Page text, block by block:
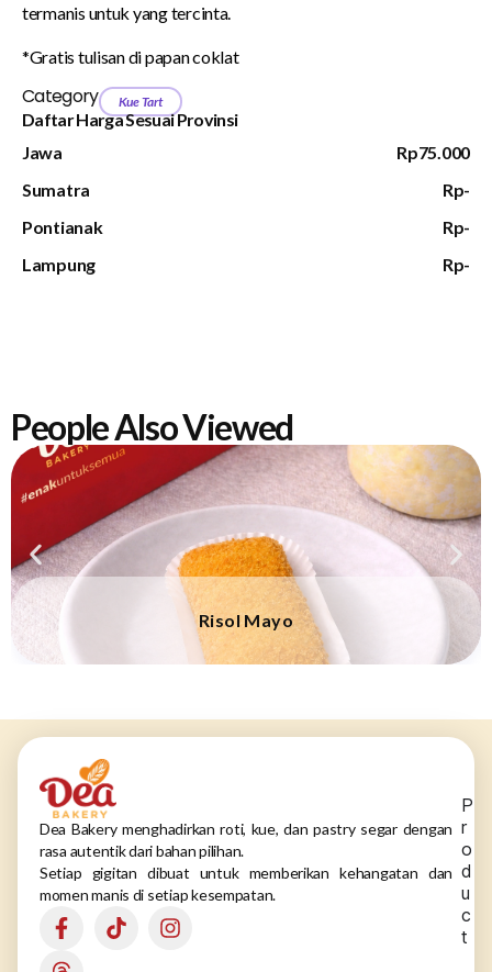
termanis untuk yang tercinta.
*Gratis tulisan di papan coklat
Category Kue Tart
Daftar Harga Sesuai Provinsi
Jawa
Rp75.000
Sumatra
Rp-
Pontianak
Rp-
Lampung
Rp-
People Also Viewed
Risol Mayo
Dea Bakery menghadirkan roti, kue, dan pastry segar dengan
rasa autentik dari bahan pilihan.
Setiap gigitan dibuat untuk memberikan kehangatan dan
momen manis di setiap kesempatan.
P
r
o
d
u
c
t